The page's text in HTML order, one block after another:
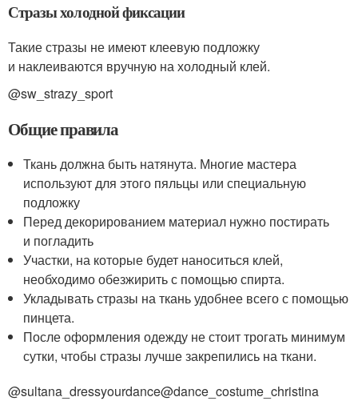
Стразы холодной фиксации
Такие стразы не имеют клеевую подложку
и наклеиваются вручную на холодный клей.
@sw_strazy_sport
Общие правила
Ткань должна быть натянута. Многие мастера
используют для этого пяльцы или специальную
подложку
Перед декорированием материал нужно постирать
и погладить
Участки, на которые будет наноситься клей,
необходимо обезжирить с помощью спирта.
Укладывать стразы на ткань удобнее всего с помощью
пинцета.
После оформления одежду не стоит трогать минимум
сутки, чтобы стразы лучше закрепились на ткани.
@sultana_dressyourdance@dance_costume_christina